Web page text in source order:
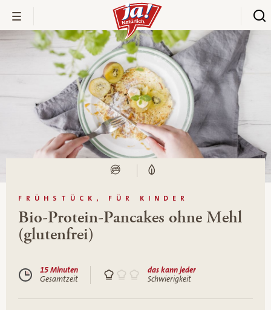
FRÜHSTÜCK, FÜR KINDER
Bio-Protein-Pancakes ohne Mehl
(glutenfrei)
15 Minuten
Gesamtzeit
das kann jeder
Schwierigkeit